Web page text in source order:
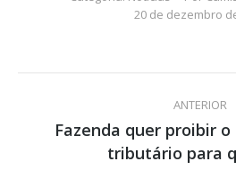
20 de dezembro
NavegaçãoANTERIOR
Post
Fazenda quer proibir
tributário para